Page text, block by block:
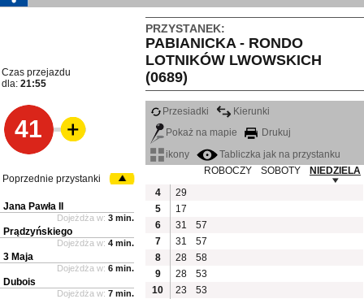
PRZYSTANEK:
PABIANICKA - RONDO
LOTNIKÓW LWOWSKICH
(0689)
Czas przejazdu
dla: 21:55
41
Przesiadki
Kierunki
Pokaż na mapie
Drukuj
ikony
Tabliczka jak na przystanku
ROBOCZY
SOBOTY
NIEDZIELA
4
29
5
17
6
31
57
7
31
57
8
28
58
9
28
53
10
23
53
Poprzednie przystanki
Jana Pawła II
Dojeżdża w: 3 min.
Prądzyńskiego
Dojeżdża w: 4 min.
3 Maja
Dojeżdża w: 6 min.
Dubois
Dojeżdża w: 7 min.